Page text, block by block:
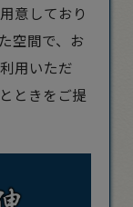
意しており
空間で、お
用いただ
ときをご提